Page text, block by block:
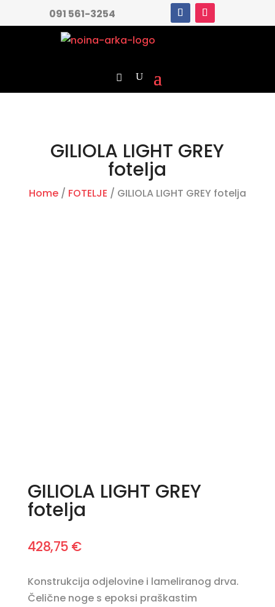
091 561-3254
GILIOLA LIGHT GREY
fotelja
Home/ FOTELJE / GILIOLA LIGHT GREY fotelja
GILIOLA LIGHT GREY
fotelja
428,75 €
Konstrukcija odjelovine i lameliranog drva.
Čelične noge s epoksi praškastim